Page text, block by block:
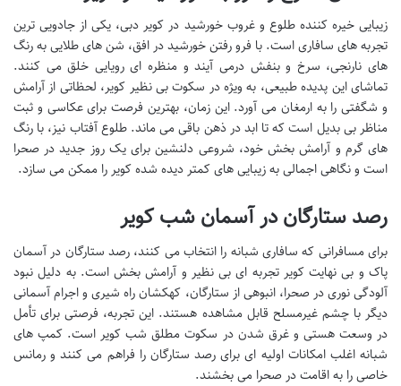
زیبایی خیره کننده طلوع و غروب خورشید در کویر دبی، یکی از جادویی ترین
تجربه های سافاری است. با فرو رفتن خورشید در افق، شن های طلایی به رنگ
های نارنجی، سرخ و بنفش درمی آیند و منظره ای رویایی خلق می کنند.
تماشای این پدیده طبیعی، به ویژه در سکوت بی نظیر کویر، لحظاتی از آرامش
و شگفتی را به ارمغان می آورد. این زمان، بهترین فرصت برای عکاسی و ثبت
مناظر بی بدیل است که تا ابد در ذهن باقی می ماند. طلوع آفتاب نیز، با رنگ
های گرم و آرامش بخش خود، شروعی دلنشین برای یک روز جدید در صحرا
است و نگاهی اجمالی به زیبایی های کمتر دیده شده کویر را ممکن می سازد.
رصد ستارگان در آسمان شب کویر
برای مسافرانی که سافاری شبانه را انتخاب می کنند، رصد ستارگان در آسمان
پاک و بی نهایت کویر تجربه ای بی نظیر و آرامش بخش است. به دلیل نبود
آلودگی نوری در صحرا، انبوهی از ستارگان، کهکشان راه شیری و اجرام آسمانی
دیگر با چشم غیرمسلح قابل مشاهده هستند. این تجربه، فرصتی برای تأمل
در وسعت هستی و غرق شدن در سکوت مطلق شب کویر است. کمپ های
شبانه اغلب امکانات اولیه ای برای رصد ستارگان را فراهم می کنند و رمانس
خاصی را به اقامت در صحرا می بخشند.